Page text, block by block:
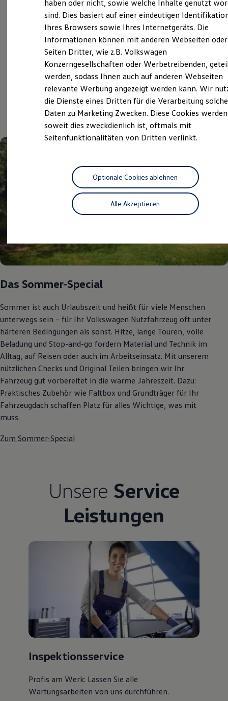
Übersicht Software Updates
Hilfreiches für Besitzer
Fahrerassistenz- und Sicherheitssysteme
Kontrollleuchten
Kurzfahrprofile und Ölverdünnung
Batterieverordnung
XTL-Dieselkraftstoff
Ersatzteile und Betriebsflüssigkeiten
Original Zubehör und Lifestyle Produkte
myVolkswagen Business
Elektrisch & Autonom
Elektro - & Hybridfahrzeuge
Klimafreundlicher Strom
Ladezeitensimulator
Ladelösungen für Privatkunden
Ladelösungen für Gewerbekunden
Wallbox und Ladekabel
Bidirektionales Laden
Förderung & Kosten der Elektrofahrzeuge
Kostensimulator
Autonomes Fahren
Mehr zum ID. Buzz
California Welt
California Club
Vanlife
Ratgeber
Routen & Reisen
California Reisen & Erlebnisse
California App
California Lifestyle & Zubehör
Übernachten im California
Marke
Unternehmen
Karriere
Karriere im Unternehmen
Karriere im Autohaus
Gesellschaft
Natur
Fahrzeugabholung ab Werk
Service
Volkswagen Economy
Service
Aktuelle Highlights
und Angebote
Das Sommer-Special
Sommer ist auch Urlaubszeit und heißt für viele Menschen
unterwegs sein – für Ihr Volkswagen Nutzfahrzeug oft unter
härteren Bedingungen als sonst. Hitze, lange Touren, volle
Beladung und Stop-and-go fordern Material und Technik im
Alltag, auf Reisen oder auch im Arbeitseinsatz. Mit unserem
nützlichen Checks und Original Teilen bringen wir Ihr
Fahrzeug gut vorbereitet in die warme Jahreszeit. Dazu:
Praktisches Zubehör wie Faltbox und Grundträger für Ihr
Fahrzeugdach schaffen Platz für alles Wichtige, was mit
muss.
Zum Sommer-Special
Unsere Service
Leistungen
Inspektionsservice
Profis am Werk: Lassen Sie alle
Wartungsarbeiten von uns durchführen.
haben oder nicht, sowie welche Inhalte genutzt
sind. Dies basiert auf einer eindeutigen
Ihres Browsers sowie Ihres Internetgeräts. Die
Informationen können mit anderen Webseiten oder
Seiten Dritter, wie z.B. Volkswagen
Konzerngesellschaften oder Werbetreibenden,
werden, sodass Ihnen auch auf anderen Webseiten
relevante Werbung angezeigt werden kann. Wir
die Dienste eines Dritten für die Verarbeitung
Daten zu Marketing Zwecken. Diese Cookies
soweit dies zweckdienlich ist, oftmals mit
Seitenfunktionalitäten von Dritten verlinkt.
Alle Akzeptieren
Optionale Cookies ablehnen